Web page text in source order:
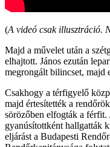
(A videó csak illusztráció.
Majd a művelet után a
elhajtott. János ezután
megrongált bilincset, majd
Csakhogy a térfigyelő
majd értesítették a
sörözőben elfogták a férfit.
gyanúsítottként hallgatták
eljárást a Budapesti